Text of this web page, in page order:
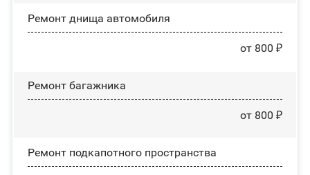
Ремонт днища автомобиля
от 800 ₽
Ремонт багажника
от 800 ₽
Ремонт подкапотного пространства